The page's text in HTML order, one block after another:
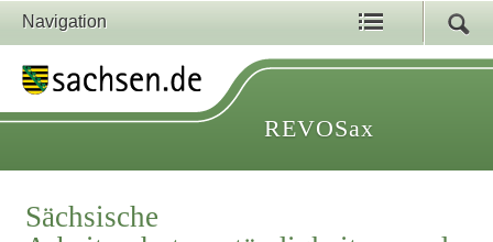
Navigation
REVOSax
Sächsische